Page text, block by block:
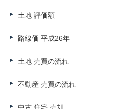
土地 評価額
路線価 平成26年
土地 売買の流れ
不動産 売買の流れ